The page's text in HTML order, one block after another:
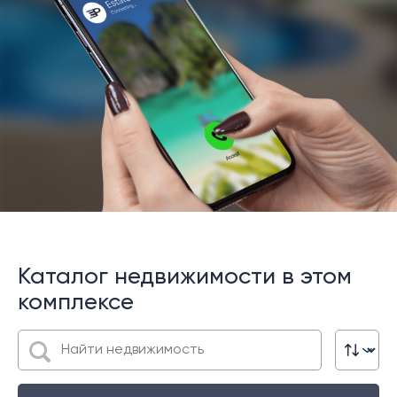
Каталог недвижимости в этом
комплексе